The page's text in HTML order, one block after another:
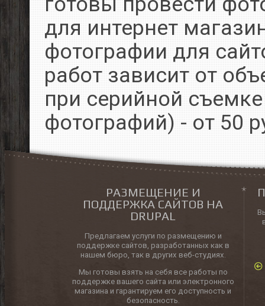
для интернет
фотографии для
работ зависит от
при серийной
фотографий) - от 50
РАЗМЕЩЕНИЕ И
ПОДДЕРЖКА САЙТОВ НА
DRUPAL
Предлагаем услуги по размещению и
поддержке сайтов, разработанных как в
нашем бюро, так в других веб-студиях.
Мы готовы взять на себя все работы по
поддержке вашего сайта или электронного
магазина и гарантируем его доступность и
безопасность.